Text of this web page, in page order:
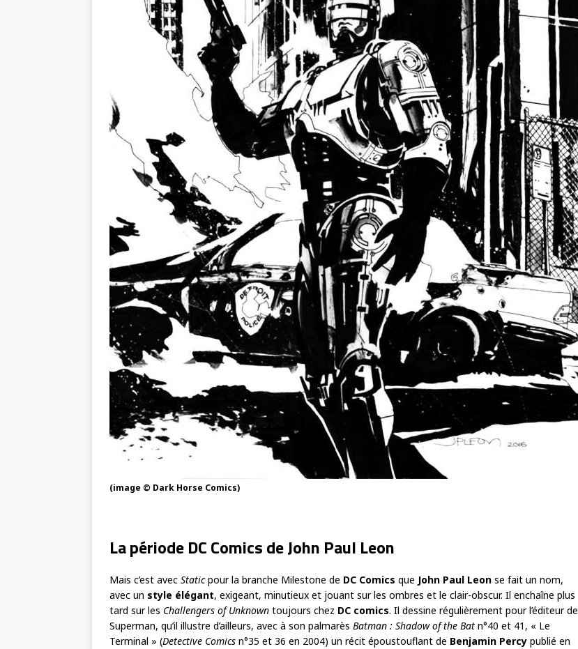
(image © Dark Horse Comics)
La période DC Comics de John Paul Leon
Mais c’est avec Staticpour la branche Milestone de DC Comics que John Paul Leon se fait un nom,
avec un style élégant, exigeant, minutieux et jouant sur les ombres et le clair-obscur. Il enchaîne plus
tard sur les Challengers of Unknown toujours chez DC comics. Il dessine régulièrement pour l’éditeur de
Superman, qu’il illustre d’ailleurs, avec à son palmarès Batman : Shadow of the Bat n°40 et 41, « Le
Terminal » (Detective Comics n°35 et 36 en 2004) un récit époustouflant de Benjamin Percy publié en